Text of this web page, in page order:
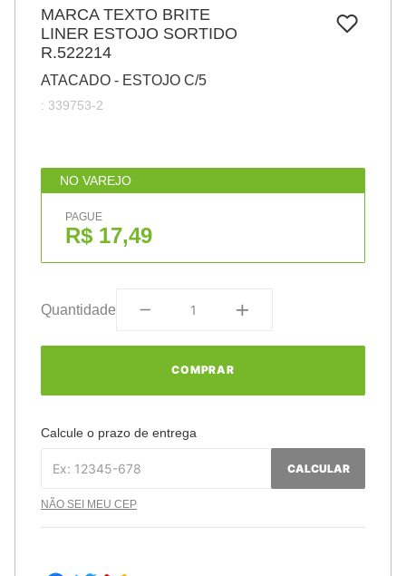
MARCA TEXTO BRITE
LINER ESTOJO SORTIDO
R.522214
ATACADO - ESTOJO C/5
: 339753-2
NO VAREJO
PAGUE
R$ 17,49
Quantidade
COMPRAR
Calcule o prazo de entrega
CALCULAR
NÃO SEI MEU CEP
papel
cola
barbante
º havaianas